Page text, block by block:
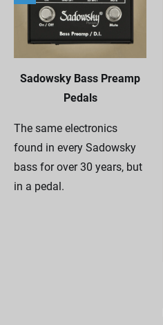
Sadowsky Bass Preamp
Pedals
The same electronics
found in every Sadowsky
bass for over 30 years, but
in a pedal.